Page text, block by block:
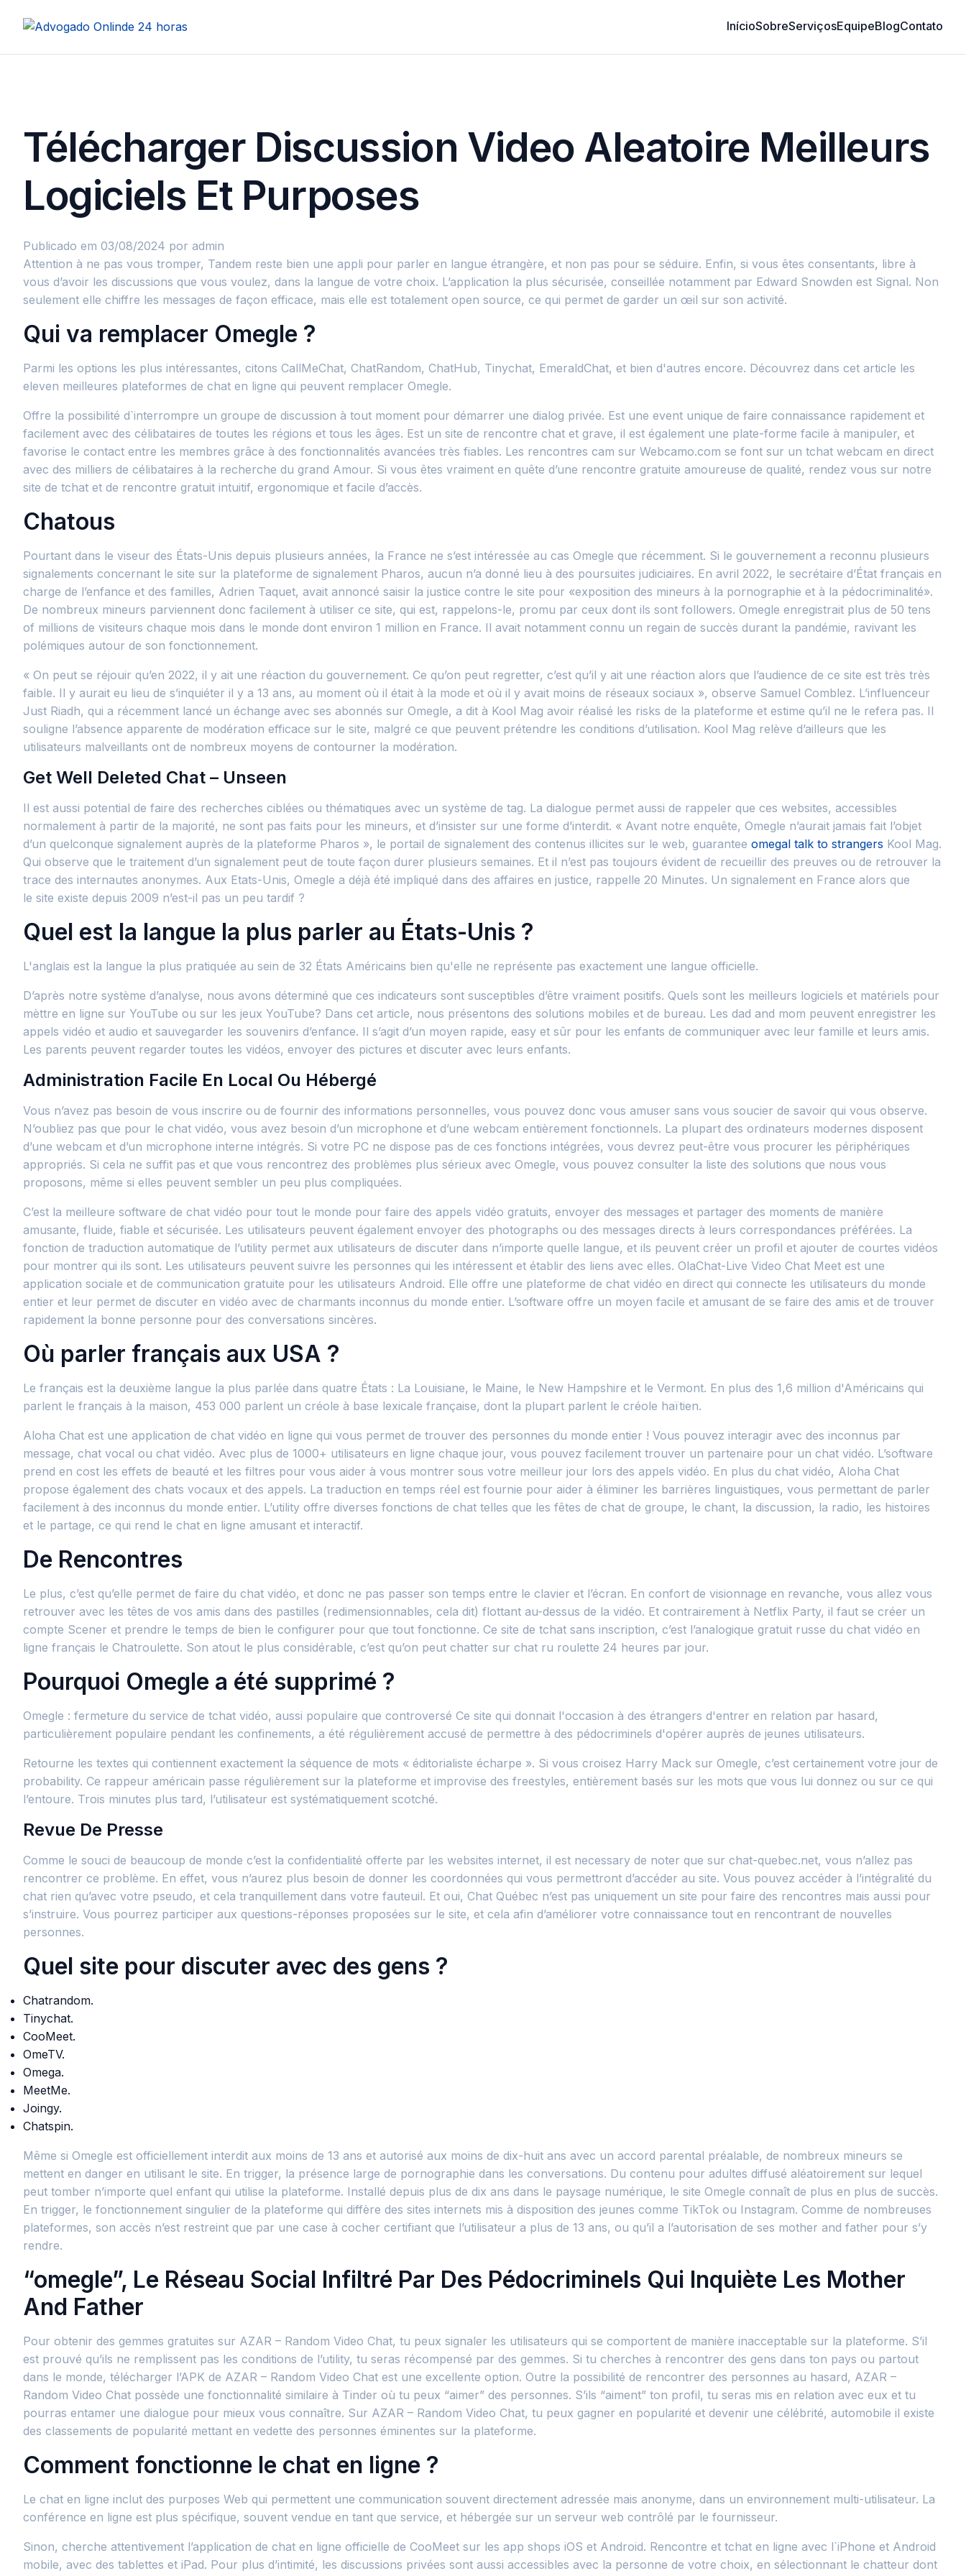
InícioSobreServiçosEquipeBlogContato
Télécharger Discussion Video Aleatoire Meilleurs
Logiciels Et Purposes
Publicado em 03/08/2024 por admin
Attention à ne pas vous tromper, Tandem reste bien une appli pour parler en langue étrangère, et non pas pour se séduire. Enfin, si vous êtes consentants, libre à
vous d’avoir les discussions que vous voulez, dans la langue de votre choix. L’application la plus sécurisée, conseillée notamment par Edward Snowden est Signal. Non
seulement elle chiffre les messages de façon efficace, mais elle est totalement open source, ce qui permet de garder un œil sur son activité.
Qui va remplacer Omegle ?
Parmi les options les plus intéressantes, citons CallMeChat, ChatRandom, ChatHub, Tinychat, EmeraldChat, et bien d'autres encore. Découvrez dans cet article les
eleven meilleures plateformes de chat en ligne qui peuvent remplacer Omegle.
Offre la possibilité d`interrompre un groupe de discussion à tout moment pour démarrer une dialog privée. Est une event unique de faire connaissance rapidement et
facilement avec des célibataires de toutes les régions et tous les âges. Est un site de rencontre chat et grave, il est également une plate-forme facile à manipuler, et
favorise le contact entre les membres grâce à des fonctionnalités avancées très fiables. Les rencontres cam sur Webcamo.com se font sur un tchat webcam en direct
avec des milliers de célibataires à la recherche du grand Amour. Si vous êtes vraiment en quête d’une rencontre gratuite amoureuse de qualité, rendez vous sur notre
site de tchat et de rencontre gratuit intuitif, ergonomique et facile d’accès.
Chatous
Pourtant dans le viseur des États-Unis depuis plusieurs années, la France ne s’est intéressée au cas Omegle que récemment. Si le gouvernement a reconnu plusieurs
signalements concernant le site sur la plateforme de signalement Pharos, aucun n’a donné lieu à des poursuites judiciaires. En avril 2022, le secrétaire d’État français en
charge de l’enfance et des familles, Adrien Taquet, avait annoncé saisir la justice contre le site pour «exposition des mineurs à la pornographie et à la pédocriminalité».
De nombreux mineurs parviennent donc facilement à utiliser ce site, qui est, rappelons-le, promu par ceux dont ils sont followers. Omegle enregistrait plus de 50 tens
of millions de visiteurs chaque mois dans le monde dont environ 1 million en France. Il avait notamment connu un regain de succès durant la pandémie, ravivant les
polémiques autour de son fonctionnement.
« On peut se réjouir qu’en 2022, il y ait une réaction du gouvernement. Ce qu’on peut regretter, c’est qu’il y ait une réaction alors que l’audience de ce site est très très
faible. Il y aurait eu lieu de s’inquiéter il y a 13 ans, au moment où il était à la mode et où il y avait moins de réseaux sociaux », observe Samuel Comblez. L’influenceur
Just Riadh, qui a récemment lancé un échange avec ses abonnés sur Omegle, a dit à Kool Mag avoir réalisé les risks de la plateforme et estime qu’il ne le refera pas. Il
souligne l’absence apparente de modération efficace sur le site, malgré ce que peuvent prétendre les conditions d’utilisation. Kool Mag relève d’ailleurs que les
utilisateurs malveillants ont de nombreux moyens de contourner la modération.
Get Well Deleted Chat – Unseen
Il est aussi potential de faire des recherches ciblées ou thématiques avec un système de tag. La dialogue permet aussi de rappeler que ces websites, accessibles
normalement à partir de la majorité, ne sont pas faits pour les mineurs, et d’insister sur une forme d’interdit. « Avant notre enquête, Omegle n’aurait jamais fait l’objet
d’un quelconque signalement auprès de la plateforme Pharos », le portail de signalement des contenus illicites sur le web, guarantee omegal talk to strangers Kool Mag.
Qui observe que le traitement d’un signalement peut de toute façon durer plusieurs semaines. Et il n’est pas toujours évident de recueillir des preuves ou de retrouver la
trace des internautes anonymes. Aux Etats-Unis, Omegle a déjà été impliqué dans des affaires en justice, rappelle 20 Minutes. Un signalement en France alors que
le site existe depuis 2009 n’est-il pas un peu tardif ?
Quel est la langue la plus parler au États-Unis ?
L'anglais est la langue la plus pratiquée au sein de 32 États Américains bien qu'elle ne représente pas exactement une langue officielle.
D’après notre système d’analyse, nous avons déterminé que ces indicateurs sont susceptibles d’être vraiment positifs. Quels sont les meilleurs logiciels et matériels pour
mèttre en ligne sur YouTube ou sur les jeux YouTube? Dans cet article, nous présentons des solutions mobiles et de bureau. Les dad and mom peuvent enregistrer les
appels vidéo et audio et sauvegarder les souvenirs d’enfance. Il s’agit d’un moyen rapide, easy et sûr pour les enfants de communiquer avec leur famille et leurs amis.
Les parents peuvent regarder toutes les vidéos, envoyer des pictures et discuter avec leurs enfants.
Administration Facile En Local Ou Hébergé
Vous n’avez pas besoin de vous inscrire ou de fournir des informations personnelles, vous pouvez donc vous amuser sans vous soucier de savoir qui vous observe.
N’oubliez pas que pour le chat vidéo, vous avez besoin d’un microphone et d’une webcam entièrement fonctionnels. La plupart des ordinateurs modernes disposent
d’une webcam et d’un microphone interne intégrés. Si votre PC ne dispose pas de ces fonctions intégrées, vous devrez peut-être vous procurer les périphériques
appropriés. Si cela ne suffit pas et que vous rencontrez des problèmes plus sérieux avec Omegle, vous pouvez consulter la liste des solutions que nous vous
proposons, même si elles peuvent sembler un peu plus compliquées.
C’est la meilleure software de chat vidéo pour tout le monde pour faire des appels vidéo gratuits, envoyer des messages et partager des moments de manière
amusante, fluide, fiable et sécurisée. Les utilisateurs peuvent également envoyer des photographs ou des messages directs à leurs correspondances préférées. La
fonction de traduction automatique de l’utility permet aux utilisateurs de discuter dans n’importe quelle langue, et ils peuvent créer un profil et ajouter de courtes vidéos
pour montrer qui ils sont. Les utilisateurs peuvent suivre les personnes qui les intéressent et établir des liens avec elles. OlaChat-Live Video Chat Meet est une
application sociale et de communication gratuite pour les utilisateurs Android. Elle offre une plateforme de chat vidéo en direct qui connecte les utilisateurs du monde
entier et leur permet de discuter en vidéo avec de charmants inconnus du monde entier. L’software offre un moyen facile et amusant de se faire des amis et de trouver
rapidement la bonne personne pour des conversations sincères.
Où parler français aux USA ?
Le français est la deuxième langue la plus parlée dans quatre États : La Louisiane, le Maine, le New Hampshire et le Vermont. En plus des 1,6 million d'Américains qui
parlent le français à la maison, 453 000 parlent un créole à base lexicale française, dont la plupart parlent le créole haïtien.
Aloha Chat est une application de chat vidéo en ligne qui vous permet de trouver des personnes du monde entier ! Vous pouvez interagir avec des inconnus par
message, chat vocal ou chat vidéo. Avec plus de 1000+ utilisateurs en ligne chaque jour, vous pouvez facilement trouver un partenaire pour un chat vidéo. L’software
prend en cost les effets de beauté et les filtres pour vous aider à vous montrer sous votre meilleur jour lors des appels vidéo. En plus du chat vidéo, Aloha Chat
propose également des chats vocaux et des appels. La traduction en temps réel est fournie pour aider à éliminer les barrières linguistiques, vous permettant de parler
facilement à des inconnus du monde entier. L’utility offre diverses fonctions de chat telles que les fêtes de chat de groupe, le chant, la discussion, la radio, les histoires
et le partage, ce qui rend le chat en ligne amusant et interactif.
De Rencontres
Le plus, c’est qu’elle permet de faire du chat vidéo, et donc ne pas passer son temps entre le clavier et l’écran. En confort de visionnage en revanche, vous allez vous
retrouver avec les têtes de vos amis dans des pastilles (redimensionnables, cela dit) flottant au-dessus de la vidéo. Et contrairement à Netflix Party, il faut se créer un
compte Scener et prendre le temps de bien le configurer pour que tout fonctionne. Ce site de tchat sans inscription, c’est l’analogique gratuit russe du chat vidéo en
ligne français le Chatroulette. Son atout le plus considérable, c’est qu’on peut chatter sur chat ru roulette 24 heures par jour.
Pourquoi Omegle a été supprimé ?
Omegle : fermeture du service de tchat vidéo, aussi populaire que controversé Ce site qui donnait l'occasion à des étrangers d'entrer en relation par hasard,
particulièrement populaire pendant les confinements, a été régulièrement accusé de permettre à des pédocriminels d'opérer auprès de jeunes utilisateurs.
Retourne les textes qui contiennent exactement la séquence de mots « éditorialiste écharpe ». Si vous croisez Harry Mack sur Omegle, c’est certainement votre jour de
probability. Ce rappeur américain passe régulièrement sur la plateforme et improvise des freestyles, entièrement basés sur les mots que vous lui donnez ou sur ce qui
l’entoure. Trois minutes plus tard, l’utilisateur est systématiquement scotché.
Revue De Presse
Comme le souci de beaucoup de monde c’est la confidentialité offerte par les websites internet, il est necessary de noter que sur chat-quebec.net, vous n’allez pas
rencontrer ce problème. En effet, vous n’aurez plus besoin de donner les coordonnées qui vous permettront d’accéder au site. Vous pouvez accéder à l’intégralité du
chat rien qu’avec votre pseudo, et cela tranquillement dans votre fauteuil. Et oui, Chat Québec n’est pas uniquement un site pour faire des rencontres mais aussi pour
s’instruire. Vous pourrez participer aux questions-réponses proposées sur le site, et cela afin d’améliorer votre connaissance tout en rencontrant de nouvelles
personnes.
Quel site pour discuter avec des gens ?
Chatrandom.
Tinychat.
CooMeet.
OmeTV.
Omega.
MeetMe.
Joingy.
Chatspin.
Même si Omegle est officiellement interdit aux moins de 13 ans et autorisé aux moins de dix-huit ans avec un accord parental préalable, de nombreux mineurs se
mettent en danger en utilisant le site. En trigger, la présence large de pornographie dans les conversations. Du contenu pour adultes diffusé aléatoirement sur lequel
peut tomber n’importe quel enfant qui utilise la plateforme. Installé depuis plus de dix ans dans le paysage numérique, le site Omegle connaît de plus en plus de succès.
En trigger, le fonctionnement singulier de la plateforme qui diffère des sites internets mis à disposition des jeunes comme TikTok ou Instagram. Comme de nombreuses
plateformes, son accès n’est restreint que par une case à cocher certifiant que l’utilisateur a plus de 13 ans, ou qu’il a l’autorisation de ses mother and father pour s’y
rendre.
“omegle”, Le Réseau Social Infiltré Par Des Pédocriminels Qui Inquiète Les Mother
And Father
Pour obtenir des gemmes gratuites sur AZAR – Random Video Chat, tu peux signaler les utilisateurs qui se comportent de manière inacceptable sur la plateforme. S’il
est prouvé qu’ils ne remplissent pas les conditions de l’utility, tu seras récompensé par des gemmes. Si tu cherches à rencontrer des gens dans ton pays ou partout
dans le monde, télécharger l’APK de AZAR – Random Video Chat est une excellente option. Outre la possibilité de rencontrer des personnes au hasard, AZAR –
Random Video Chat possède une fonctionnalité similaire à Tinder où tu peux “aimer” des personnes. S’ils “aiment” ton profil, tu seras mis en relation avec eux et tu
pourras entamer une dialogue pour mieux vous connaître. Sur AZAR – Random Video Chat, tu peux gagner en popularité et devenir une célébrité, automobile il existe
des classements de popularité mettant en vedette des personnes éminentes sur la plateforme.
Comment fonctionne le chat en ligne ?
Le chat en ligne inclut des purposes Web qui permettent une communication souvent directement adressée mais anonyme, dans un environnement multi-utilisateur. La
conférence en ligne est plus spécifique, souvent vendue en tant que service, et hébergée sur un serveur web contrôlé par le fournisseur.
Sinon, cherche attentivement l’application de chat en ligne officielle de CooMeet sur les app shops iOS et Android. Rencontre et tchat en ligne avec l`iPhone et Android
mobile, avec des tablettes et iPad. Pour plus d’intimité, les discussions privées sont aussi accessibles avec la personne de votre choix, en sélectionnant le chatteur dont